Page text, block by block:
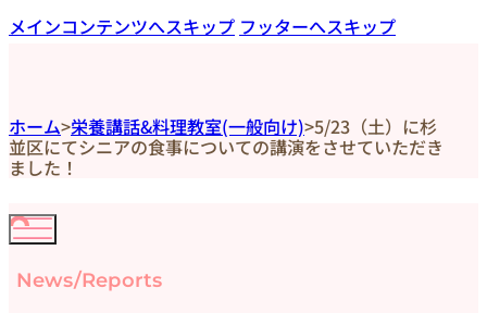
メインコンテンツへスキップ フッターへスキップ
ホーム>栄養講話&料理教室(一般向け)>5/23（土）に杉
並区にてシニアの食事についての講演をさせていただき
ました！
News/Reports